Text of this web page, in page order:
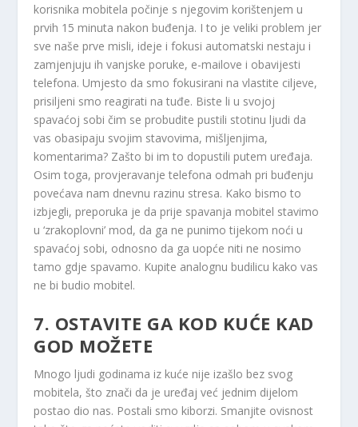
korisnika mobitela počinje s njegovim korištenjem u
prvih 15 minuta nakon buđenja. I to je veliki problem jer
sve naše prve misli, ideje i fokusi automatski nestaju i
zamjenjuju ih vanjske poruke, e-mailove i obavijesti
telefona. Umjesto da smo fokusirani na vlastite ciljeve,
prisiljeni smo reagirati na tuđe. Biste li u svojoj
spavaćoj sobi čim se probudite pustili stotinu ljudi da
vas obasipaju svojim stavovima, mišljenjima,
komentarima? Zašto bi im to dopustili putem uređaja.
Osim toga, provjeravanje telefona odmah pri buđenju
povećava nam dnevnu razinu stresa. Kako bismo to
izbjegli, preporuka je da prije spavanja mobitel stavimo
u ‘zrakoplovni’ mod, da ga ne punimo tijekom noći u
spavaćoj sobi, odnosno da ga uopće niti ne nosimo
tamo gdje spavamo. Kupite analognu budilicu kako vas
ne bi budio mobitel.
7. OSTAVITE GA KOD KUĆE KAD
GOD MOŽETE
Mnogo ljudi godinama iz kuće nije izašlo bez svog
mobitela, što znači da je uređaj već jednim dijelom
postao dio nas. Postali smo kiborzi. Smanjite ovisnost